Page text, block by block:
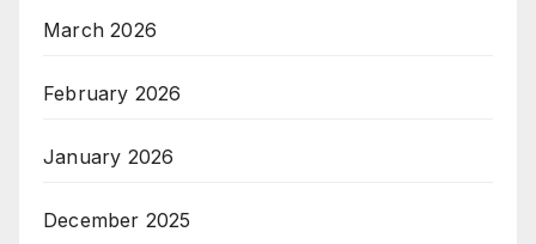
March 2026
February 2026
January 2026
December 2025